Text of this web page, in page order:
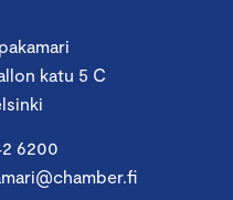
katu 5 C
6200